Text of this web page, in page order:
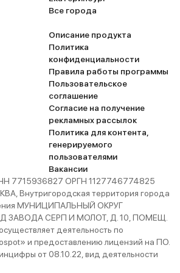
Все города
Описание продукта
Политика
конфиденциальности
Правила работы программы
Пользовательское
соглашение
Согласие на получение
рекламных рассылок
Политика для контента,
генерируемого
пользователями
Вакансии
7715936827 ОРГН 1127746774825
Внутригородская территория города
МУНИЦИПАЛЬНЫЙ ОКРУГ
ЗАВОДА СЕРП И МОЛОТ, Д. 10, ПОМЕЩ.
деятельность по
и предоставлению лицензий на ПО.
от 08.10.22, вид деятельности